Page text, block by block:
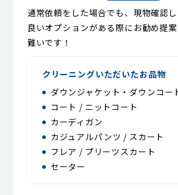
通常依頼をした場合でも、現物確認
良いオプションがある際にお勧め提
難いです！
クリーニングいただいたお品物
ダウンジャケット・ダウンコー
コート / ニットコート
カーディガン
カジュアルパンツ / スカート
フレア / プリーツスカート
セーター